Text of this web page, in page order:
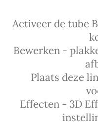
Activeer de tube
Bewerken -
Plaats deze
Effecten - 3D